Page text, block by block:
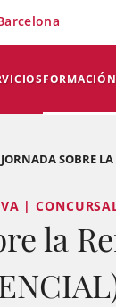
FORMACIÓN
JORNADA SOBRE
|
la